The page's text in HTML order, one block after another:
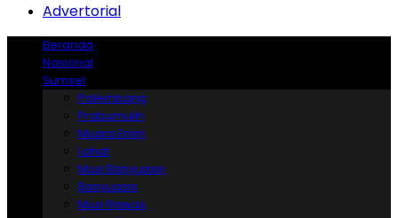
Advertorial
Beranda
Nasional
Sumsel
Palembang
Prabumulih
Muara Enim
Lahat
Musi Banyuasin
Banyuasin
Musi Rawas